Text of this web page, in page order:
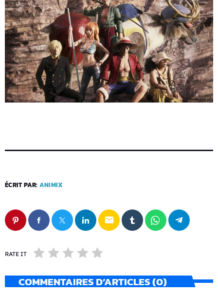
ÉCRIT PAR: ANIMIX
email
RATE IT
COMMENTAIRES D’ARTICLES (0)